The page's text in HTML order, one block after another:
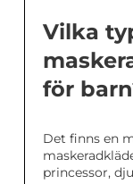
Vilka
för
Det finns en
princessor,